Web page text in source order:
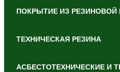
ПОКРЫТИЕ ИЗ
ТЕХНИЧЕСКАЯ РЕЗИНА
АСБЕСТОТЕХНИЧЕСКИЕ И